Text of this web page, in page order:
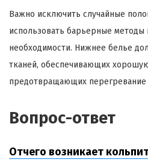
Важно исключить случайные
использовать барьерные
необходимости. Нижнее белье
тканей, обеспечивающих
предотвращающих
Вопрос-ответ
Отчего возникает